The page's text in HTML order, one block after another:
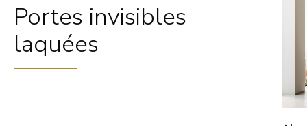
Portes invisibles
laquées